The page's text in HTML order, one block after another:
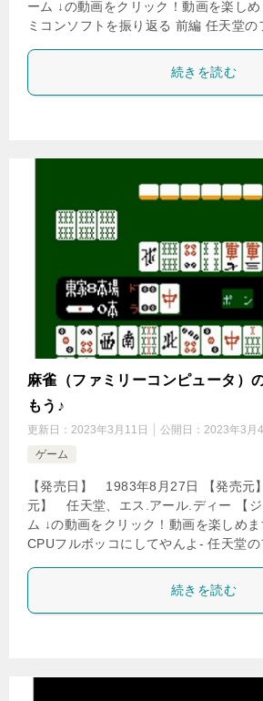
ーム ↓の動画をクリック！動画を楽し
ミコンソフトを振り返る 前編 任天堂
続きを読む
麻雀（ファミリーコンピュータ）
もう♪
更新日： 2023年3月11日 公開日： 2023年3月
ゲーム
【発売日】 1983年8月27日 【発売
元】 任天堂、エス.アール.ディー 【
ム ↓の動画をクリック！動画を楽し
CPUフルボッコにしてやんよ- 任天堂
続きを読む